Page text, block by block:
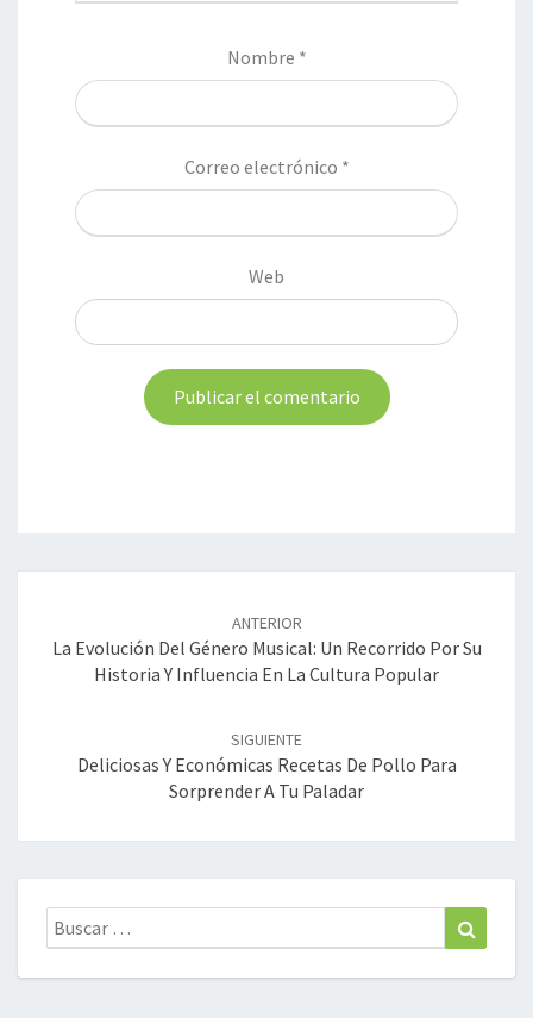
Nombre *
Correo electrónico *
Web
entradas
ANTERIOR
La Evolución Del Género Musical: Un Recorrido Por Su
Historia Y Influencia En La Cultura Popular
SIGUIENTE
Deliciosas Y Económicas Recetas De Pollo Para
Sorprender A Tu Paladar
Buscar: